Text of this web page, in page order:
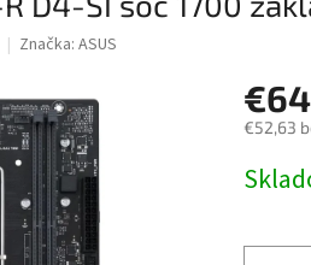
Značka: ASUS
€52,63
cena: